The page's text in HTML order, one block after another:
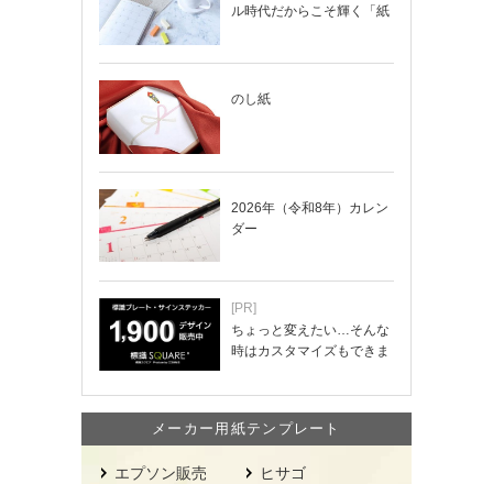
ル時代だからこそ輝く「紙
のし紙
2026年（令和8年）カレン
ダー
[PR]
ちょっと変えたい…そんな
時はカスタマイズもできま
メーカー用紙テンプレート
エプソン販売
ヒサゴ